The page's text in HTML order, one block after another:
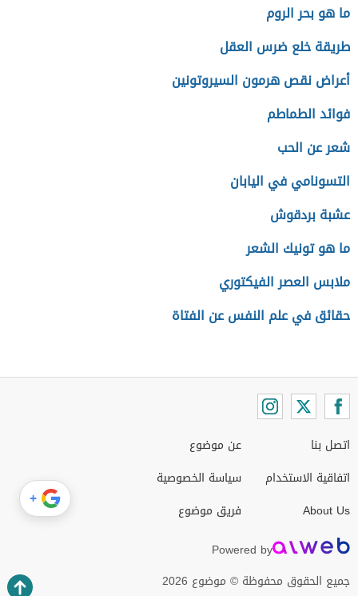
ما هو بحر الروم
طريقة خلع ضرس العقل
أعراض نقص هرمون السيروتونين
فوائد الطماطم
شعر عن الحب
التسونامي في اليابان
عشبة بردقوش
ما هو تونيك الشعر
ملابس العصر الفيكتوري
حقائق في علم النفس عن الفتاة
اتصل بنا
اتفاقية الاستخدام
About Us
عن موضوع
سياسة الخصوصية
فريق موضوع
Powered by
جميع الحقوق محفوظة © موضوع 2026
+